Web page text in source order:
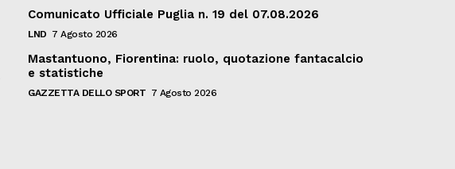
Comunicato Ufficiale Puglia n. 19 del 07.08.2026
LND 7 Agosto 2026
Mastantuono, Fiorentina: ruolo, quotazione fantacalcio
e statistiche
GAZZETTA DELLO SPORT 7 Agosto 2026